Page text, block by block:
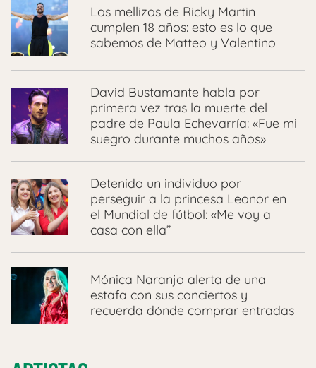
Los mellizos de Ricky Martin
cumplen 18 años: esto es lo que
sabemos de Matteo y Valentino
David Bustamante habla por
primera vez tras la muerte del
padre de Paula Echevarría: «Fue mi
suegro durante muchos años»
Detenido un individuo por
perseguir a la princesa Leonor en
el Mundial de fútbol: «Me voy a
casa con ella”
Mónica Naranjo alerta de una
estafa con sus conciertos y
recuerda dónde comprar entradas